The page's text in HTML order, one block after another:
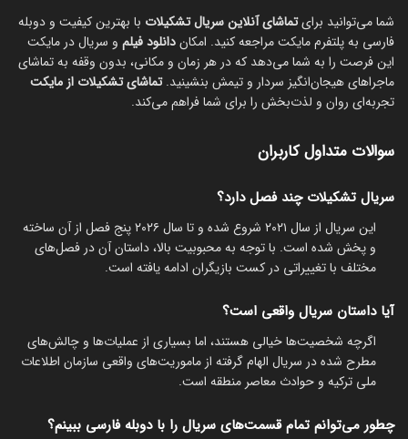
شما می‌توانید برایتماشای آنلاین سریال تشکیلات با بهترین کیفیت و دوبله
فارسی به پلتفرم مایکت مراجعه کنید. امکاندانلود فیلم و سریال در مایکت
این فرصت را به شما می‌دهد که در هر زمان و مکانی، بدون وقفه به تماشای
ماجراهای هیجان‌انگیز سردار و تیمش بنشینید.تماشای تشکیلات از مایکت
تجربه‌ای روان و لذت‌بخش را برای شما فراهم می‌کند.
سوالات متداول کاربران
سریال تشکیلات چند فصل دارد؟
این سریال از سال ۲۰۲۱ شروع شده و تا سال ۲۰۲۶ پنج فصل از آن ساخته
و پخش شده است. با توجه به محبوبیت بالا، داستان آن در فصل‌های
مختلف با تغییراتی در کست بازیگران ادامه یافته است.
آیا داستان سریال واقعی است؟
اگرچه شخصیت‌ها خیالی هستند، اما بسیاری از عملیات‌ها و چالش‌های
مطرح شده در سریال الهام گرفته از ماموریت‌های واقعی سازمان اطلاعات
ملی ترکیه و حوادث معاصر منطقه است.
چطور می‌توانم تمام قسمت‌های سریال را با دوبله فارسی ببینم؟